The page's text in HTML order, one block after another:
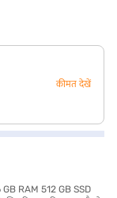
कीमत देखें
RAM 512 GB SSD